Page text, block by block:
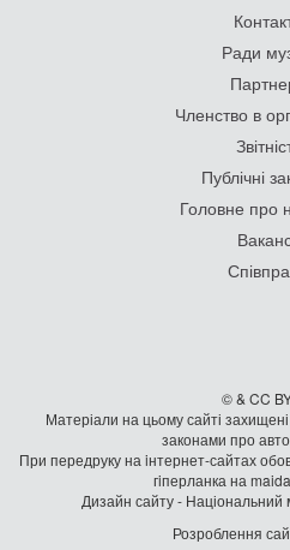
Ради
Членство в
Публічні
Головне про
© & CC
Матеріали на цьому сайті
законами про
При передруку на iнтернет-сайтах
гiперланка на
Дизайн сайту - Національний
Розроблення